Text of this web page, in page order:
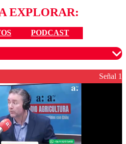
EXPLORAR:
PODCAST
moderados para garantizar un
respetuoso.
Señal 1